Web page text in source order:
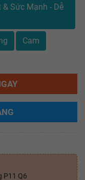
Sức Mạnh - Dễ
Cam
P11 Q6